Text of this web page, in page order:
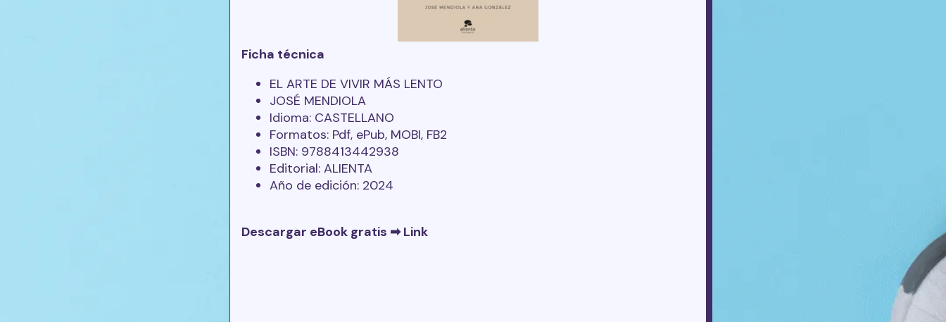
Ficha técnica
EL ARTE DE VIVIR MÁS LENTO
JOSÉ MENDIOLA
Idioma: CASTELLANO
Formatos: Pdf, ePub, MOBI, FB2
ISBN: 9788413442938
Editorial: ALIENTA
Año de edición: 2024
Descargar eBook gratis ➡Link